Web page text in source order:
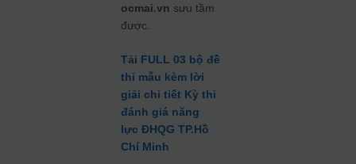
ocmai.vn sưu tầm
được.
Tải FULL 03 bộ đề
thi mẫu kèm lời
giải chi tiết Kỳ thi
đánh giá năng
lực ĐHQG TP.Hồ
Chí Minh